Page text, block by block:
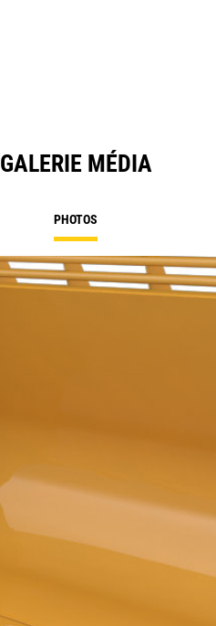
GALERIE MÉDIA
PHOTOS